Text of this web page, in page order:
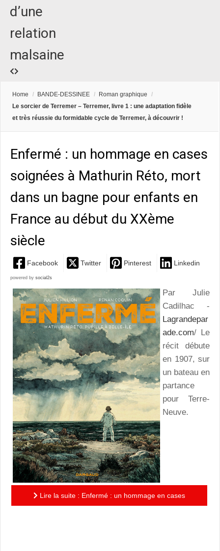
d’une
relation
malsaine
Home / BANDE-DESSINEE / Roman graphique
/
Le sorcier de Terremer – Terremer, livre 1 : une adaptation fidèle
et très réussie du formidable cycle de Terremer, à découvrir !
Enfermé : un hommage en cases
soignées à Mathurin Réto, mort
dans un bagne pour enfants en
France au début du XXème
siècle
Facebook Twitter Pinterest Linkedin
powered by social2s
Par Julie
Cadilhac -
Lagrandepar
ade.com/ Le
récit débute
en 1907, sur
un bateau en
partance
pour Terre-
Neuve.
Lire la suite : Enfermé : un hommage en cases